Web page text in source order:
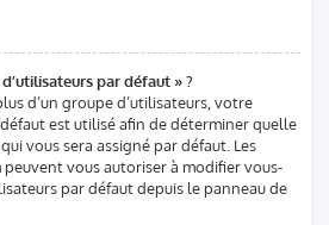
par défaut » ?
d’un groupe d’utilisateurs, votre
est utilisé afin de déterminer quelle
vous sera assigné par défaut. Les
vous autoriser à modifier vous-
par défaut depuis le panneau de